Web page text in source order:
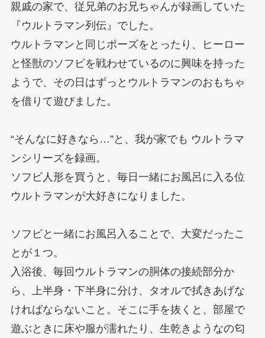
親戚の家で、従兄弟のお兄ちゃんが録画していた
『ウルトラマン列伝』でした。
ウルトラマンと同じポーズをとったり、ヒーロー
と怪獣のソフビを戦わせているのに興味を持った
ようで、その日はずっとウルトラマンのおもちゃ
を借りて遊びました。
“そんなに好きなら…”と、我が家でも ウルトラマ
ンシリーズを録画。
ソフビ人形を買うと、毎日一緒にお風呂に入る位
ウルトラマンが大好きになりました。
ソフビと一緒にお風呂入ることで、大変だったこ
とが１つ。
入浴後、毎回ウルトラマンの胴体の接続部分か
ら、上半身・下半身に分け、タオルで拭きあげな
ければならないこと。そこに手を抜くと、部屋で
遊ぶときに床や服が濡れたり、生乾きようなの匂